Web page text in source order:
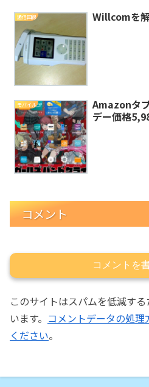
通信回線 Willcomを
モバイル
Amazonタ
デー価格
コメント
コメントを
このサイトはスパムを低減す
います。 コメントデータの処
ください。